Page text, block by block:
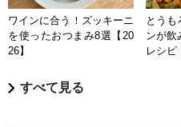
ワインに合う！ズッキーニ
を使ったおつまみ8選【20
26】
とう
ンが飲
レシピ
すべて見る